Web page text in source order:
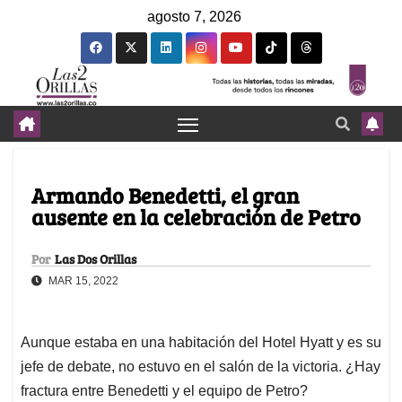
agosto 7, 2026
Armando Benedetti, el gran
ausente en la celebración de Petro
Por Las Dos Orillas
MAR 15, 2022
Aunque estaba en una habitación del Hotel Hyatt y es su
jefe de debate, no estuvo en el salón de la victoria. ¿Hay
fractura entre Benedetti y el equipo de Petro?